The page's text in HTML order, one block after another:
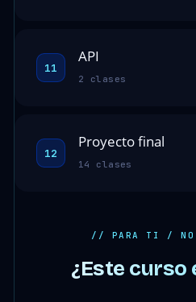
11
API
2 clases
12
Proyecto final
14 clases
// PARA TI / NO
¿Este curso